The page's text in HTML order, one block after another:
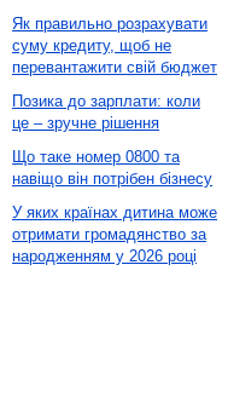
Як правильно розрахувати
суму кредиту, щоб не
перевантажити свій бюджет
Позика до зарплати: коли
це – зручне рішення
Що таке номер 0800 та
навіщо він потрібен бізнесу
У яких країнах дитина може
отримати громадянство за
народженням у 2026 році